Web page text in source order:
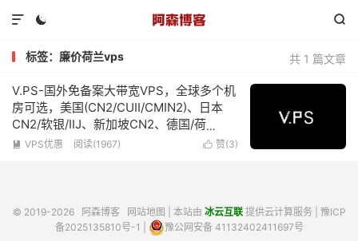
 

共 1 篇文章
标签：廉价荷兰vps
V.PS-国外免备案大带宽VPS，全球多个机
房可选，美国(CN2/CUII/CMIN2)、日本
CN2/软银/IIJ、新加坡CN2、德国/荷
兰/CN2+CUII、英国CUII，特价优惠低至
 赞(3)
 VPS优惠 阅读(1967)
© 2019-2026 阿森博客 网站地图 | 本站由 冰云互联提供云计算服务 | 豫ICP
备2025135810号-1
豫公网安备 41132402411697号